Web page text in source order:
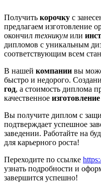
Получить корочку с
предлагаем изготовление
окончил техникум или
дипломов с уникальным
соответствующим всем
В нашей компании вы
быстро и недорого.
год, а стоимость диплома
качественное изготовление
Вы получите диплом с
подтверждает успешное
заведении. Работайте на
для карьерного роста!
Переходите по ссылке
узнать подробности и
завершится успешно!